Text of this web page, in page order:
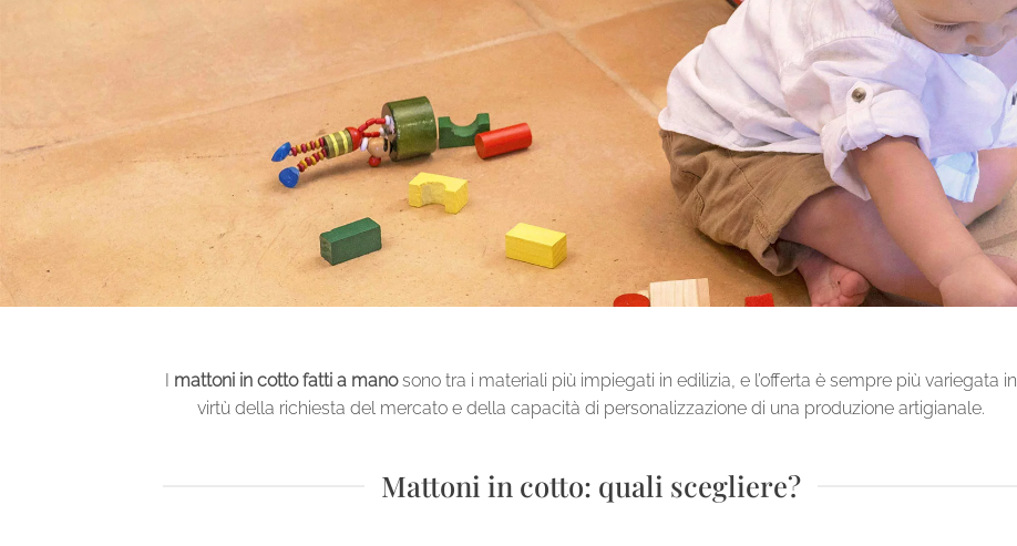
I mattoni in cotto fatti a manosono tra i materiali più impiegati in edilizia, e l’offerta è sempre più variegata in
virtù della richiesta del mercato e della capacità di personalizzazione di una produzione artigianale.
Mattoni in cotto: quali scegliere?